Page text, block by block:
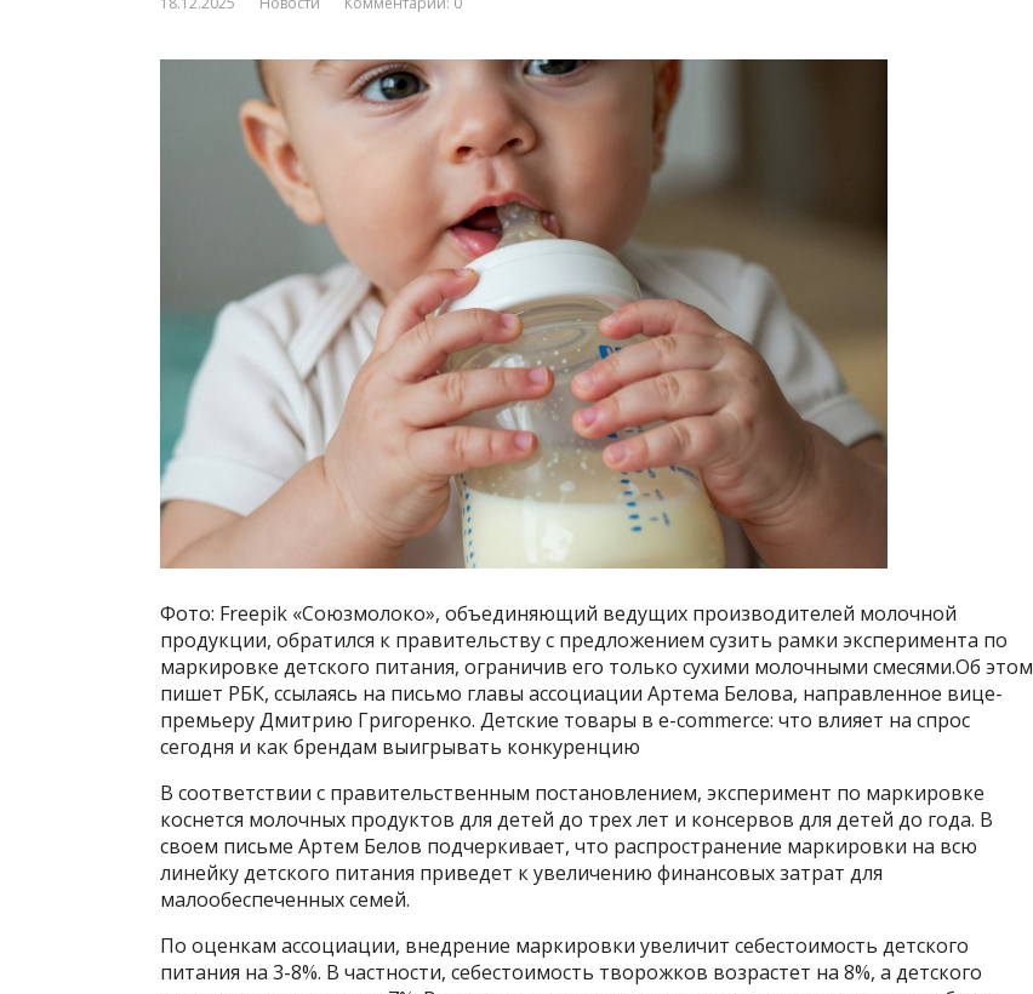
Фото: Freepik «Союзмолоко», объединяющий ведущих производителей молочной
продукции, обратился к правительству с предложением сузить рамки эксперимента по
маркировке детского питания, ограничив его только сухими молочными смесями.Об этом
пишет РБК, ссылаясь на письмо главы ассоциации Артема Белова, направленное вице-
премьеру Дмитрию Григоренко. Детские товары в e-commerce: что влияет на спрос
сегодня и как брендам выигрывать конкуренцию
В соответствии с правительственным постановлением, эксперимент по маркировке
коснется молочных продуктов для детей до трех лет и консервов для детей до года. В
своем письме Артем Белов подчеркивает, что распространение маркировки на всю
линейку детского питания приведет к увеличению финансовых затрат для
малообеспеченных семей.
По оценкам ассоциации, внедрение маркировки увеличит себестоимость детского
питания на 3-8%. В частности, себестоимость творожков возрастет на 8%, а детского